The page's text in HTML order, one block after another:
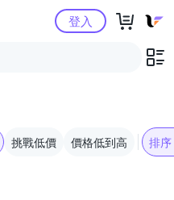
購物中心登入
挑戰低價 價格低到高 排序